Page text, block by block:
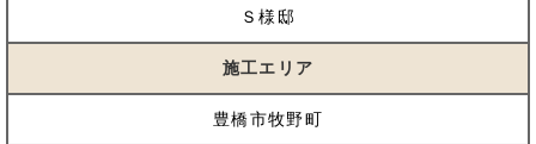
Ｓ様邸
施工エリア
豊橋市牧野町